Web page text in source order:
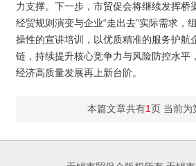
力支撑。下一步，市贸促会将继续发挥桥
经贸规则演变与企业“走出去”实际需求，
操性的宣讲培训，以优质精准的服务护航
链，持续提升核心竞争力与风险防控水平
经济高质量发展再上新台阶。
本篇文章共有1页 当前为